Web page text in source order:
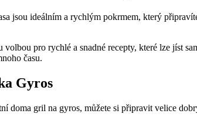
jsou ideálním a rychlým pokrmem, který
volbou pro rychlé a snadné recepty, které lze jíst
času.
Gyros
doma gril na gyros, můžete si připravit velice